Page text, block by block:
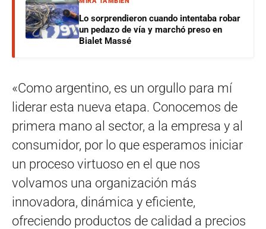
Lo sorprendieron cuando intentaba robar
un pedazo de vía y marchó preso en
Bialet Massé
«Como argentino, es un orgullo para mí
liderar esta nueva etapa. Conocemos de
primera mano al sector, a la empresa y al
consumidor, por lo que esperamos iniciar
un proceso virtuoso en el que nos
volvamos una organización más
innovadora, dinámica y eficiente,
ofreciendo productos de calidad a precios